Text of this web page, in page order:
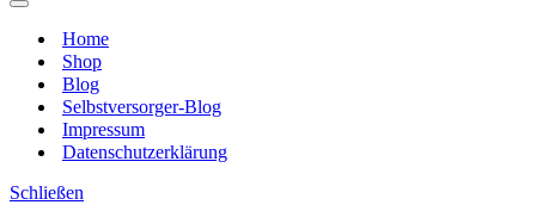
Navigationsmenü
Home
Shop
Blog
Selbstversorger-Blog
Impressum
Datenschutzerklärung
Schließen